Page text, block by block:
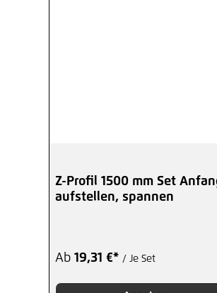
Z-Profil 1500 mm Set
aufstellen, spannen
Ab 19,31 €* / Je Set